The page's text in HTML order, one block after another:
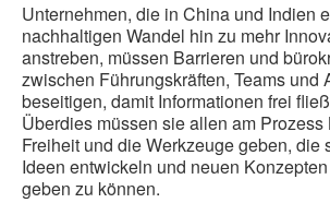
Unternehmen, die in China und Indien
nachhaltigen Wandel hin zu mehr
anstreben, müssen Barrieren und
zwischen Führungskräften, Teams und
beseitigen, damit Informationen frei
Überdies müssen sie allen am
Freiheit und die Werkzeuge geben, die
Ideen entwickeln und neuen
geben zu können.